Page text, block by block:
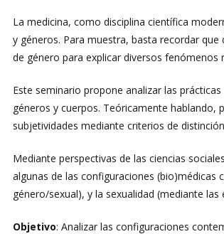
La medicina, como disciplina científica
y géneros. Para muestra, basta recordar
de género para explicar diversos
Este seminario propone analizar las
géneros y cuerpos. Teóricamente hablando,
subjetividades mediante criterios de
Mediante perspectivas de las ciencias
algunas de las configuraciones
género/sexual), y la sexualidad (mediante
Objetivo: Analizar las configuraciones